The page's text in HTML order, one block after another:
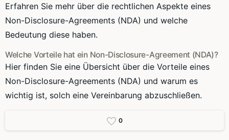
Erfahren Sie mehr über die rechtlichen Aspekte eines
Non-Disclosure-Agreements (NDA) und welche
Bedeutung diese haben.
Welche Vorteile hat ein Non-Disclosure-Agreement (NDA)?
Hier finden Sie eine Übersicht über die Vorteile eines
Non-Disclosure-Agreements (NDA) und warum es
wichtig ist, solch eine Vereinbarung abzuschließen.
0